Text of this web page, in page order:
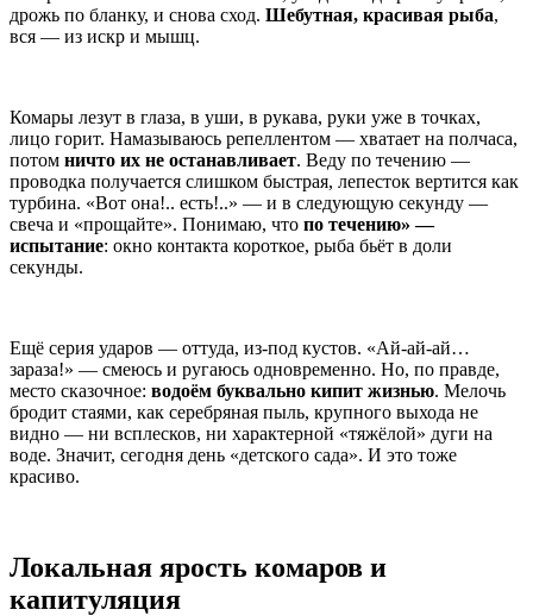
дрожь по бланку, и снова сход. Шебутная, красивая рыба,
вся — из искр и мышц.
Комары лезут в глаза, в уши, в рукава, руки уже в точках,
лицо горит. Намазываюсь репеллентом — хватает на полчаса,
потом ничто их не останавливает. Веду по течению —
проводка получается слишком быстрая, лепесток вертится как
турбина. «Вот она!.. есть!..» — и в следующую секунду —
свеча и «прощайте». Понимаю, что по течению» —
испытание: окно контакта короткое, рыба бьёт в доли
секунды.
Ещё серия ударов — оттуда, из-под кустов. «Ай-ай-ай…
зараза!» — смеюсь и ругаюсь одновременно. Но, по правде,
место сказочное: водоём буквально кипит жизнью. Мелочь
бродит стаями, как серебряная пыль, крупного выхода не
видно — ни всплесков, ни характерной «тяжёлой» дуги на
воде. Значит, сегодня день «детского сада». И это тоже
красиво.
Локальная ярость комаров и
капитуляция